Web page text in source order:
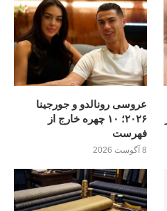
عروسی رونالدو و جورجینا
۲۰۲۶؛ ۱۰ چهره خارج از
فهرست
8 آگوست 2026